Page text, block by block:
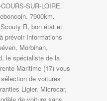
SUR-LOIRE.
7900km.
R, bon état et
prévoir Informations
Morbihan,
le spécialiste de la
Maritime (17) vous
de voitures
Ligier, Microcar,
de voiture sans